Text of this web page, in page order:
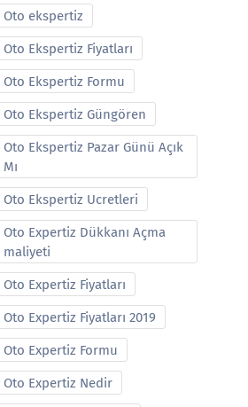
Oto ekspertiz
Oto Ekspertiz Fiyatları
Oto Ekspertiz Formu
Oto Ekspertiz Güngören
Oto Ekspertiz Pazar Günü Açık
Mı
Oto Ekspertiz Ucretleri
Oto Expertiz Dükkanı Açma
maliyeti
Oto Expertiz Fiyatları
Oto Expertiz Fiyatları 2019
Oto Expertiz Formu
Oto Expertiz Nedir